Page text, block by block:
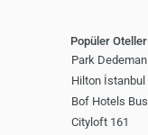
Popüler Oteller
Park
Hilton İstanbul
Bof Hotels
Cityloft 161